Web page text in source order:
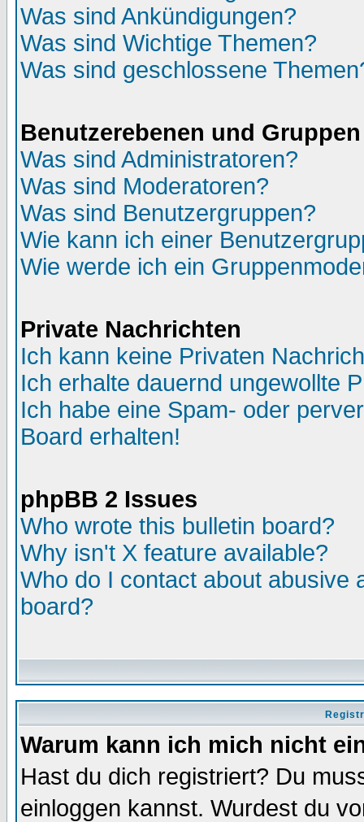
Was sind Ankündigungen?
Was sind Wichtige Themen?
Was sind geschlossene
Benutzerebenen und Gruppen
Was sind Administratoren?
Was sind Moderatoren?
Was sind Benutzergruppen?
Wie kann ich einer
Wie werde ich ein
Private Nachrichten
Ich kann keine Privaten
Ich erhalte dauernd ungewollte
Ich habe eine Spam- oder
Board erhalten!
phpBB 2 Issues
Who wrote this bulletin board?
Why isn't X feature available?
Who do I contact about abusive
board?
Warum kann ich mich nicht
Hast du dich registriert? Du
einloggen kannst. Wurdest du